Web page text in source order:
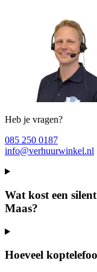
Heb je vragen?
085 250 0187
info@verhuurwinkel.nl
Wat kost een
Maas?
Hoeveel